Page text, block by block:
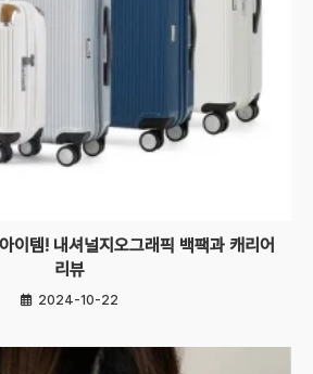
이템! 내셔널지오그래픽 백팩과 캐리어
리뷰
2024-10-22